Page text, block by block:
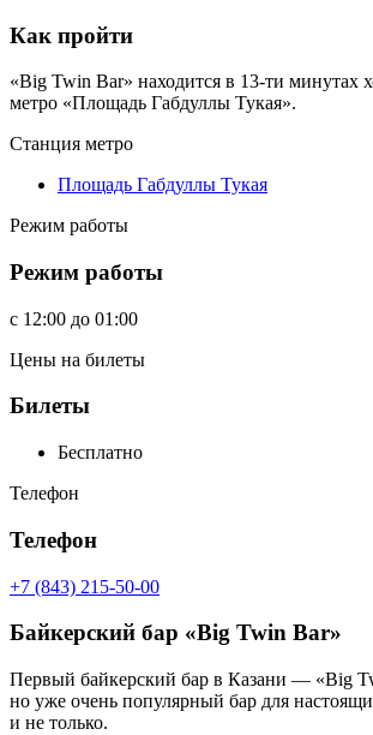
Как пройти
«Big Twin Bar» находится в 13-ти минутах
метро «Площадь Габдуллы Тукая».
Станция метро
Площадь Габдуллы Тукая
Режим работы
Режим работы
c 12:00 до 01:00
Цены на билеты
Билеты
Бесплатно
Телефон
Телефон
+7 (843) 215-50-00
Байкерский бар «Big Twin Bar»
Первый байкерский бар в Казани — «Big
но уже очень популярный бар для
и не только.